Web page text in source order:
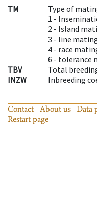
TM
Type of
1 -
2 - Island
3 - line
4 - race
6 - tolerance
TBV
Total
INZW
Inbreeding
Contact About us Data
Restart page